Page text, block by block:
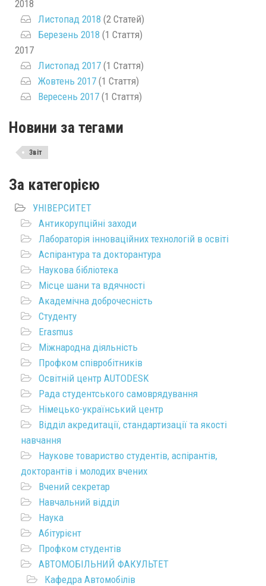
2018
Листопад 2018 (2 Статей)
Березень 2018 (1 Стаття)
2017
Листопад 2017 (1 Стаття)
Жовтень 2017 (1 Стаття)
Вересень 2017 (1 Стаття)
Новини за тегами
Звіт
За категорією
УНІВЕРСИТЕТ
Антикорупційні заходи
Лабораторія інноваційних технологій в освіті
Аспірантура та докторантура
Наукова бібліотека
Місце шани та вдячності
Академічна доброчесність
Студенту
Erasmus
Міжнародна діяльність
Профком співробітників
Освітній центр AUTODESK
Рада студентського самоврядування
Німецько-український центр
Відділ акредитації, стандартизації та якості
навчання
Наукове товариство студентів, аспірантів,
докторантів і молодих вчених
Вчений секретар
Навчальний відділ
Наука
Абітурієнт
Профком студентів
АВТОМОБІЛЬНИЙ ФАКУЛЬТЕТ
Кафедра Автомобілів